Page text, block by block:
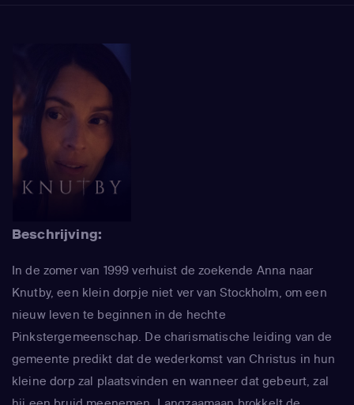
Beschrijving:
In de zomer van 1999 verhuist de zoekende Anna naar
Knutby, een klein dorpje niet ver van Stockholm, om een
nieuw leven te beginnen in de hechte
Pinkstergemeenschap. De charismatische leiding van de
gemeente predikt dat de wederkomst van Christus in hun
kleine dorp zal plaatsvinden en wanneer dat gebeurt, zal